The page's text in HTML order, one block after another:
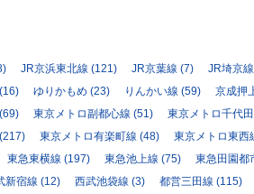
JR京浜東北線 (121) JR京葉線 (7)
JR埼京線
(16) ゆりかもめ (23) りんかい線 (59)
京成押
(69) 東京メトロ副都心線 (51)
東京メトロ千代
(217) 東京メトロ有楽町線 (48)
東京メトロ東西
東急東横線 (197) 東急池上線 (75)
東急田園都
新宿線 (12) 西武池袋線 (3) 都営三田線 (115)